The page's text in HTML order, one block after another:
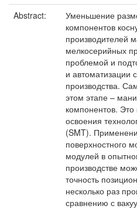
Abstract:
Уменьшение
компонентов
производителей
мелкосерийных
проблемой и
и автоматизации
производства.
этом этапе –
компонентов.
освоения
(SMT).
поверхностного
модулей в
производстве
точность
несколько раз
сравнению с